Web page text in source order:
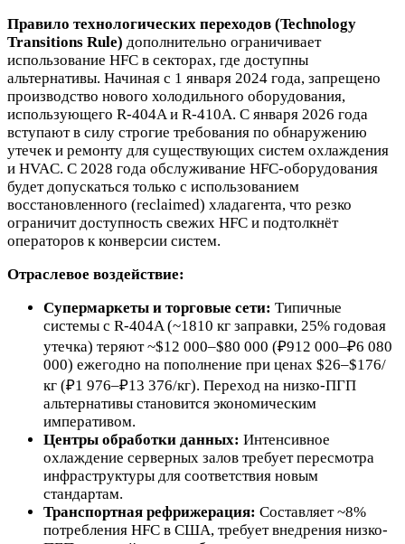
Правило технологических переходов (Technology
Transitions Rule) дополнительно ограничивает
использование HFC в секторах, где доступны
альтернативы. Начиная с 1 января 2024 года, запрещено
производство нового холодильного оборудования,
использующего R-404A и R-410A. С января 2026 года
вступают в силу строгие требования по обнаружению
утечек и ремонту для существующих систем охлаждения
и HVAC. С 2028 года обслуживание HFC-оборудования
будет допускаться только с использованием
восстановленного (reclaimed) хладагента, что резко
ограничит доступность свежих HFC и подтолкнёт
операторов к конверсии систем.
Отраслевое воздействие:
Супермаркеты и торговые сети: Типичные
системы с R-404A (~1810 кг заправки, 25% годовая
утечка) теряют ~$12 000–$80 000 (₽912 000–₽6 080
000) ежегодно на пополнение при ценах $26–$176/
кг (₽1 976–₽13 376/кг). Переход на низко-ПГП
альтернативы становится экономическим
императивом.
Центры обработки данных: Интенсивное
охлаждение серверных залов требует пересмотра
инфраструктуры для соответствия новым
стандартам.
Транспортная рефрижерация: Составляет ~8%
потребления HFC в США, требует внедрения низко-